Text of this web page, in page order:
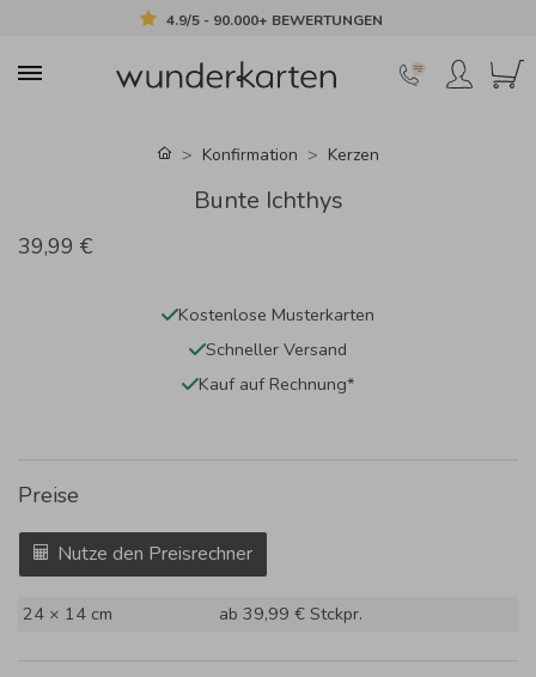
4.9/5 - 90.000+ BEWERTUNGEN
Konfirmation Kerzen
Bunte Ichthys
39,99 €
Kostenlose Musterkarten
Schneller Versand
Kauf auf Rechnung*
Preise
Nutze den Preisrechner
24 × 14 cm ab 39,99 € Stckpr.